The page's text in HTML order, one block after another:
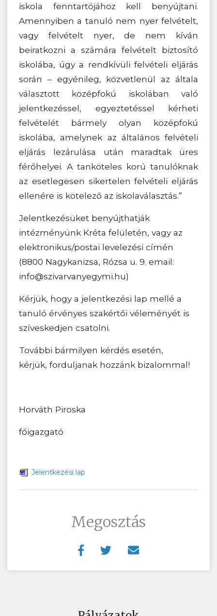
iskola fenntartójához kell benyújtani.
Amennyiben a tanuló nem nyer felvételt,
vagy felvételt nyer, de nem kíván
beiratkozni a számára felvételt biztosító
iskolába, úgy a rendkívüli felvételi eljárás
során – egyénileg, közvetlenül az általa
választott középfokú iskolában való
jelentkezéssel, egyeztetéssel kérheti
felvételét bármely olyan középfokú
iskolába, amelynek az általános felvételi
eljárás lezárulása után maradtak üres
férőhelyei. A tanköteles korú tanulóknak
az esetlegesen sikertelen felvételi eljárás
ellenére is kötelező az iskolaválasztás.”
Jelentkezésüket benyújthatják
intézményünk Kréta felületén, vagy az
elektronikus/postai levelezési címén
(8800 Nagykanizsa, Rózsa u. 9. email:
info@szivarvanyegymi.hu)
Kérjük, hogy a jelentkezési lap mellé a
tanuló érvényes szakértői véleményét is
szíveskedjen csatolni.
További bármilyen kérdés esetén,
kérjük, forduljanak hozzánk bizalommal!
Horváth Piroska
főigazgató
Jelentkezési lap
Megosztás